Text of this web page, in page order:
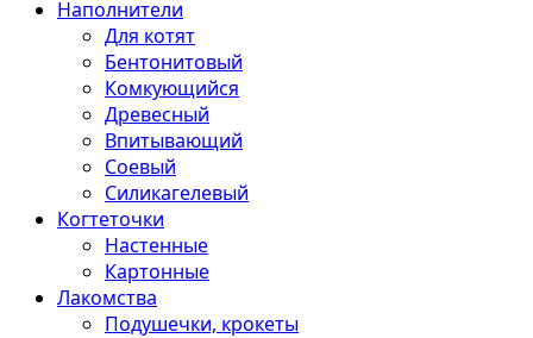
Наполнители
Для котят
Бентонитовый
Комкующийся
Древесный
Впитывающий
Соевый
Силикагелевый
Когтеточки
Настенные
Картонные
Лакомства
Подушечки, крокеты